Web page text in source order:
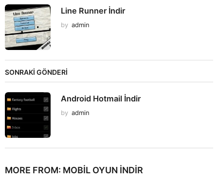
Line Runner İndir
by admin
SONRAKİ GÖNDERİ
Android Hotmail İndir
by admin
MORE FROM: MOBIL OYUN INDIR